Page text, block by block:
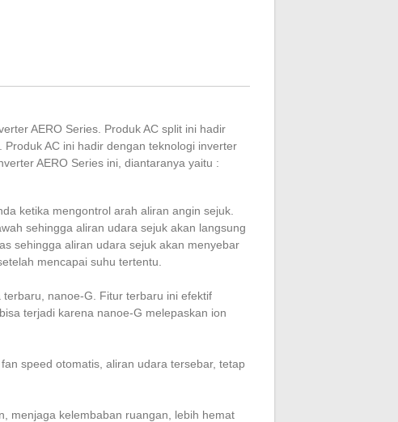
AERO Series. Produk AC split ini hadir
AC ini hadir dengan teknologi inverter
AERO Series ini, diantaranya yaitu :
ketika mengontrol arah aliran angin sejuk.
sehingga aliran udara sejuk akan langsung
sehingga aliran udara sejuk akan menyebar
mencapai suhu tertentu.
nanoe-G. Fitur terbaru ini efektif
terjadi karena nanoe-G melepaskan ion
speed otomatis, aliran udara tersebar, tetap
menjaga kelembaban ruangan, lebih hemat